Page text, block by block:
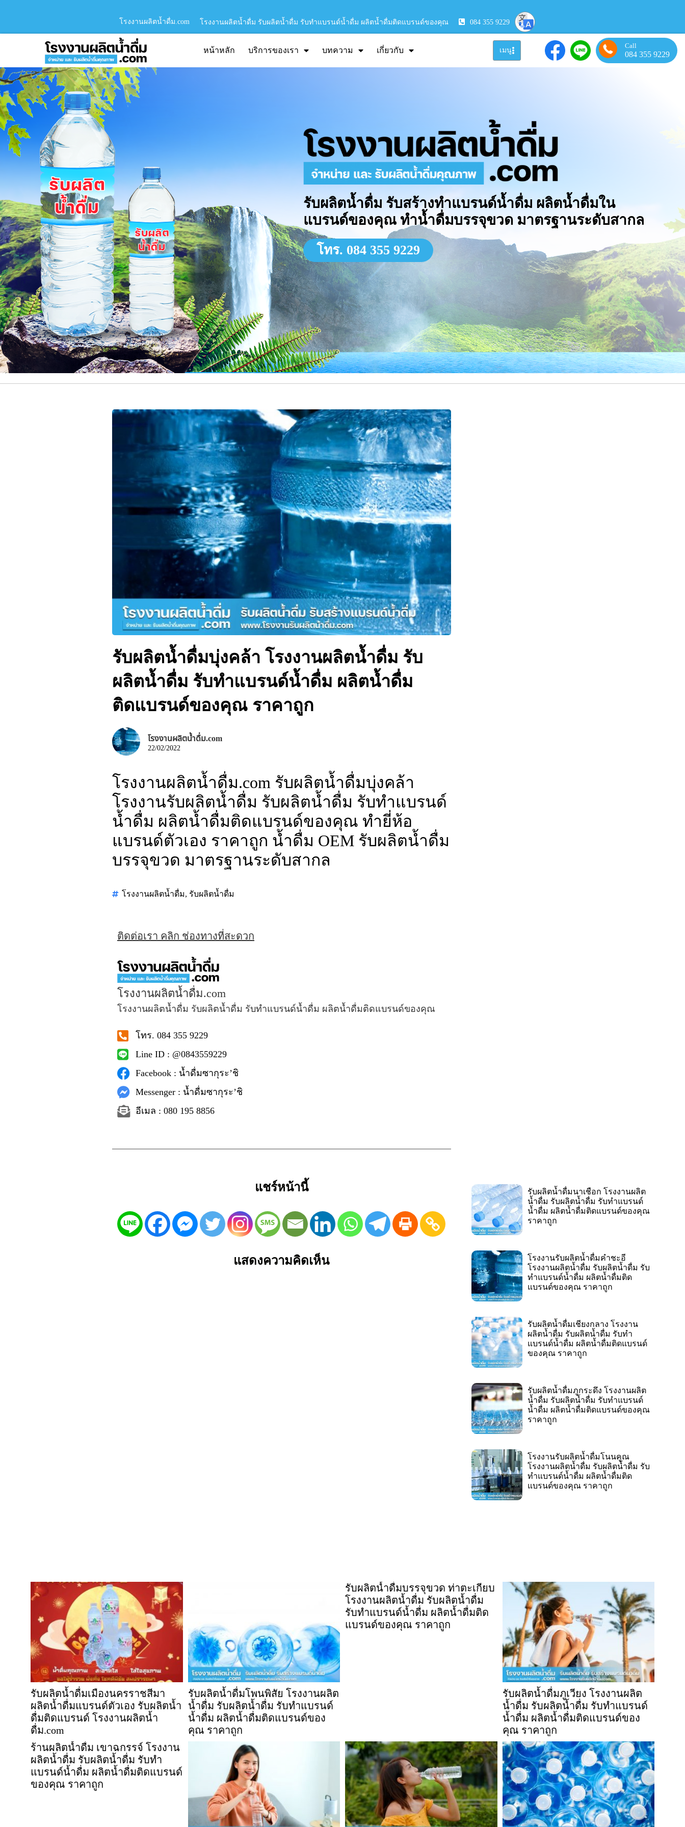
โรงงานผลิตน้ำดื่ม.com โรงงานผลิตน้ำดื่ม รับผลิตน้ำดื่ม รับทำแบรนด์น้ำดื่ม ผลิตน้ำดื่มติดแบรนด์ของคุณ 084 355 9229
หน้าหลัก บริการของเรา บทความ เกี่ยวกับ เมนู
Call
084 355 9229
รับผลิตน้ำดื่ม รับสร้างทำแบรนด์น้ำดื่ม ผลิตน้ำดื่มใน
แบรนด์ของคุณ ทำน้ำดื่มบรรจุขวด มาตรฐานระดับสากล
โทร. 084 355 9229
รับผลิตน้ำดื่มบุ่งคล้า โรงงานผลิตน้ำดื่ม รับ
ผลิตน้ำดื่ม รับทำแบรนด์น้ำดื่ม ผลิตน้ำดื่ม
ติดแบรนด์ของคุณ ราคาถูก
โรงงานผลิตน้ำดื่ม.com
22/02/2022
โรงงานผลิตน้ำดื่ม.com รับผลิตน้ำดื่มบุ่งคล้า
โรงงานรับผลิตน้ำดื่ม รับผลิตน้ำดื่ม รับทำแบรนด์
น้ำดื่ม ผลิตน้ำดื่มติดแบรนด์ของคุณ ทำยี่ห้อ
แบรนด์ตัวเอง ราคาถูก น้ำดื่ม OEM รับผลิตน้ำดื่ม
บรรจุขวด มาตรฐานระดับสากล
โรงงานผลิตน้ำดื่ม, รับผลิตน้ำดื่ม
ติดต่อเรา คลิก ช่องทางที่สะดวก
โรงงานผลิตน้ำดื่ม.com
โรงงานผลิตน้ำดื่ม รับผลิตน้ำดื่ม รับทำแบรนด์น้ำดื่ม ผลิตน้ำดื่มติดแบรนด์ของคุณ
โทร. 084 355 9229
Line ID : @0843559229
Facebook : น้ำดื่มซากุระ’ชิ
Messenger : น้ำดื่มซากุระ’ชิ
อีเมล : 080 195 8856
แชร์หน้านี้
แสดงความคิดเห็น
รับผลิตน้ำดื่มนาเชือก โรงงานผลิต
น้ำดื่ม รับผลิตน้ำดื่ม รับทำแบรนด์
น้ำดื่ม ผลิตน้ำดื่มติดแบรนด์ของคุณ
ราคาถูก
โรงงานรับผลิตน้ำดื่มคำชะอี
โรงงานผลิตน้ำดื่ม รับผลิตน้ำดื่ม รับ
ทำแบรนด์น้ำดื่ม ผลิตน้ำดื่มติด
แบรนด์ของคุณ ราคาถูก
รับผลิตน้ำดื่มเชียงกลาง โรงงาน
ผลิตน้ำดื่ม รับผลิตน้ำดื่ม รับทำ
แบรนด์น้ำดื่ม ผลิตน้ำดื่มติดแบรนด์
ของคุณ ราคาถูก
รับผลิตน้ำดื่มภูกระดึง โรงงานผลิต
น้ำดื่ม รับผลิตน้ำดื่ม รับทำแบรนด์
น้ำดื่ม ผลิตน้ำดื่มติดแบรนด์ของคุณ
ราคาถูก
โรงงานรับผลิตน้ำดื่มโนนคูณ
โรงงานผลิตน้ำดื่ม รับผลิตน้ำดื่ม รับ
ทำแบรนด์น้ำดื่ม ผลิตน้ำดื่มติด
แบรนด์ของคุณ ราคาถูก
รับผลิตน้ำดื่มเมืองนครราชสีมา
ผลิตน้ำดื่มแบรนด์ตัวเอง รับผลิตน้ำ
ดื่มติดแบรนด์ โรงงานผลิตน้ำ
ดื่ม.com
รับผลิตน้ำดื่มโพนพิสัย โรงงานผลิต
น้ำดื่ม รับผลิตน้ำดื่ม รับทำแบรนด์
น้ำดื่ม ผลิตน้ำดื่มติดแบรนด์ของ
คุณ ราคาถูก
รับผลิตน้ำดื่มบรรจุขวด ท่าตะเกียบ
โรงงานผลิตน้ำดื่ม รับผลิตน้ำดื่ม
รับทำแบรนด์น้ำดื่ม ผลิตน้ำดื่มติด
แบรนด์ของคุณ ราคาถูก
รับผลิตน้ำดื่มภูเวียง โรงงานผลิต
น้ำดื่ม รับผลิตน้ำดื่ม รับทำแบรนด์
น้ำดื่ม ผลิตน้ำดื่มติดแบรนด์ของ
คุณ ราคาถูก
ร้านผลิตน้ำดื่ม เขาฉกรรจ์ โรงงาน
ผลิตน้ำดื่ม รับผลิตน้ำดื่ม รับทำ
แบรนด์น้ำดื่ม ผลิตน้ำดื่มติดแบรนด์
ของคุณ ราคาถูก